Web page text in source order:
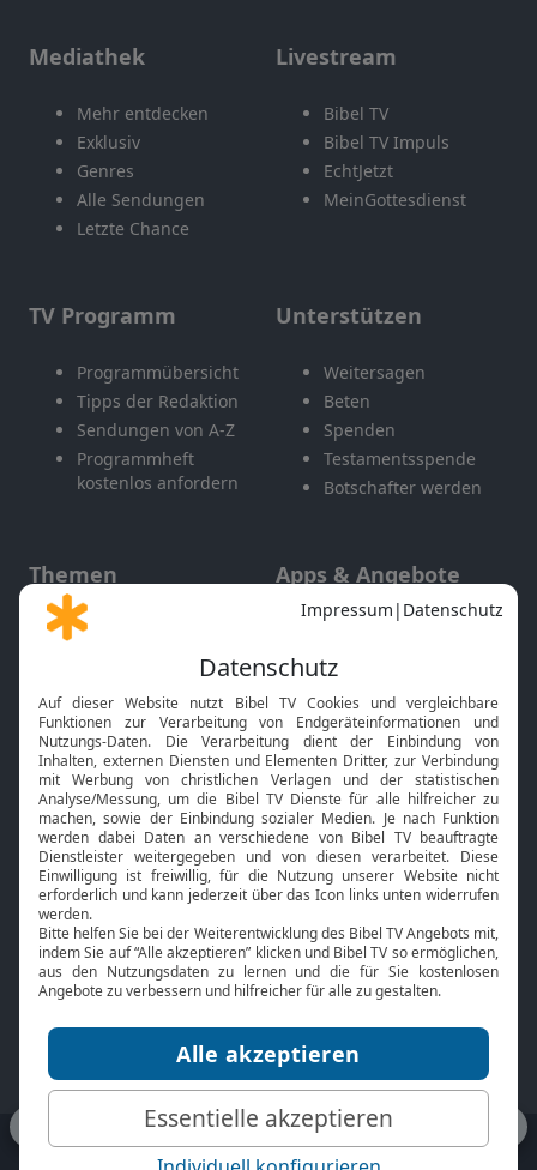
Mediathek
Mehr entdecken
Exklusiv
Genres
Alle Sendungen
Letzte Chance
Livestream
Bibel TV
Bibel TV Impuls
EchtJetzt
MeinGottesdienst
TV Programm
Programmübersicht
Tipps der Redaktion
Sendungen von A-Z
Programmheft
kostenlos anfordern
Unterstützen
Weitersagen
Beten
Spenden
Testamentsspende
Botschafter werden
Themen
Gott und Bibel erklärt
Neuigkeiten
Apps & Angebote
Mobile App
Smart TV
HbbTV
Bibelthek Online-Bibel
Nächster Gottesdienst
Bibel TV
Über uns
Jobs
Mediadaten
Service
Kontakt
TV-Empfang
bibeltv.de: Impressum
Datenschutz